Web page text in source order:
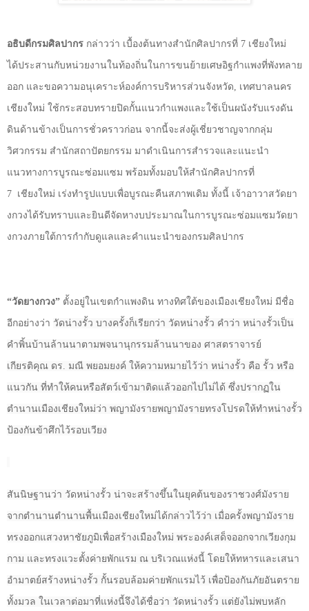
อธิบดีกรมศิลปากร กล่าวว่า เบื้องต้นทางสำนักศิลปากรที่ 7 เชียงใหม่
ได้ประสานกับหน่วยงานในท้องถิ่นในการขนย้ายเศษอิฐกำแพงที่พังทลาย
ออก และขอความอนุเคราะห์องค์การบริหารส่วนจังหวัด เทศบาลนคร
เชียงใหม่ ใช้กระสอบทรายปิดกั้นแนวกำแพงและใช้เป็นผนังรับแรงดัน
ดินด้านข้างเป็นการชั่วคราวก่อน จากนี้จะส่งผู้เชี่ยวชาญจากกลุ่ม
วิศวกรรม สำนักสถาปัตยกรรม มาดำเนินการสำรวจและแนะนำ
แนวทางการบูรณะซ่อมแซม พร้อมทั้งมอบให้สำนักศิลปากรที่
7 เชียงใหม่ เร่งทำรูปแบบเพื่อบูรณะคืนสภาพเดิม ทั้งนี้ เจ้าอาวาสวัดยา
งกวงได้รับทราบและยินดีจัดหางบประมาณในการบูรณะซ่อมแซมวัดยา
งกวงภายใต้การกำกับดูแลและคำแนะนำของกรมศิลปากร
“วัดยางกวง” ตั้งอยู่ในเขตกำแพงดิน ทางทิศใต้ของเมืองเชียงใหม่ มีชื่อ
อีกอย่างว่า วัดน่างรั้ว บางครั้งก็เรียกว่า วัดหน่างรั้ว คำว่า หน่างรั้วเป็น
คำพิ้นบ้านล้านนาตามพจนานุกรรมล้านนาของ ศาสตราจารย์
เกียรติคุณ ดร. มณี พยอมยงค์ ให้ความหมายไว้ว่า หน่างรั้ว คือ รั้ว หรือ
แนวกัน ที่ทำให้คนหรือสัตว์เข้ามาติดแล้วออกไปไม่ได้ ซึ่งปรากฏใน
ตำนานเมืองเชียงใหม่ว่า พญามังรายพญามังรายทรงโปรดให้ทำหน่างรั้ว
ป้องกันข้าศึกไว้รอบเวียง
สันนิษฐานว่า วัดหน่างรั้ว น่าจะสร้างขึ้นในยุคต้นของราชวงศ์มังราย
จากตำนานตำนานพื้นเมืองเชียงใหม่ได้กล่าวไว้ว่า เมื่อครั้งพญามังราย
ทรงออกแสวงหาชัยภูมิเพื่อสร้างเมืองใหม่ พระองค์เสด็จออกจากเวียงกุม
กาม และทรงแวะตั้งค่ายพักแรม ณ บริเวณแห่งนี้ โดยให้ทหารและเสนา
อำมาตย์สร้างหน่างรั้ว กั้นรอบล้อมค่ายพักแรมไว้ เพื่อป้องกันภัยอันตราย
ทั้งมวล ในเวลาต่อมาที่แห่งนี้จึงได้ชื่อว่า วัดหน่างรั้ว แต่ยังไม่พบหลัก